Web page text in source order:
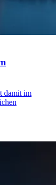
damit im